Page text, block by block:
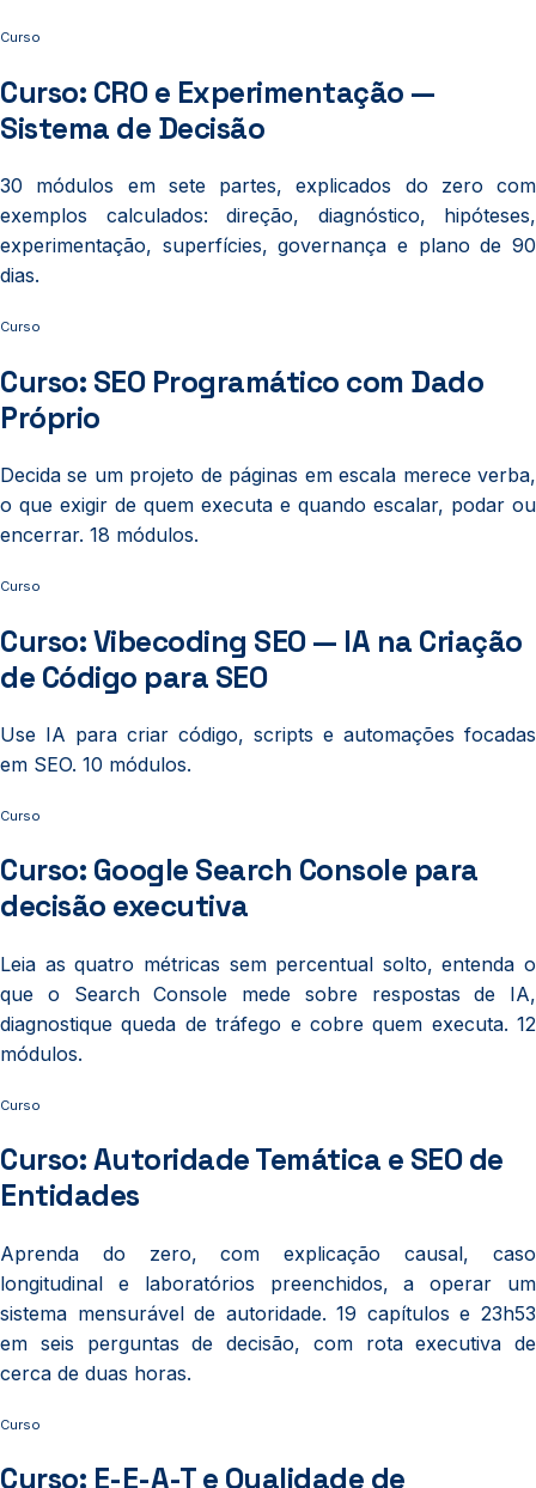
Curso
Curso: CRO e Experimentação —
Sistema de Decisão
30 módulos em sete partes, explicados do zero com
exemplos calculados: direção, diagnóstico, hipóteses,
experimentação, superfícies, governança e plano de 90
dias.
Curso
Curso: SEO Programático com Dado
Próprio
Decida se um projeto de páginas em escala merece verba,
o que exigir de quem executa e quando escalar, podar ou
encerrar. 18 módulos.
Curso
Curso: Vibecoding SEO — IA na Criação
de Código para SEO
Use IA para criar código, scripts e automações focadas
em SEO. 10 módulos.
Curso
Curso: Google Search Console para
decisão executiva
Leia as quatro métricas sem percentual solto, entenda o
que o Search Console mede sobre respostas de IA,
diagnostique queda de tráfego e cobre quem executa. 12
módulos.
Curso
Curso: Autoridade Temática e SEO de
Entidades
Aprenda do zero, com explicação causal, caso
longitudinal e laboratórios preenchidos, a operar um
sistema mensurável de autoridade. 19 capítulos e 23h53
em seis perguntas de decisão, com rota executiva de
cerca de duas horas.
Curso
Curso: E-E-A-T e Qualidade de